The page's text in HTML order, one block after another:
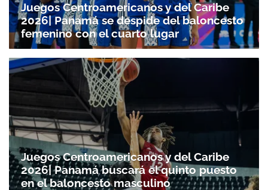
Juegos Centroamericanos y del Caribe
2026| Panamá se despide del baloncesto
femenino con el cuarto lugar
Juegos Centroamericanos y del Caribe
2026| Panamá buscará el quinto puesto
en el baloncesto masculino